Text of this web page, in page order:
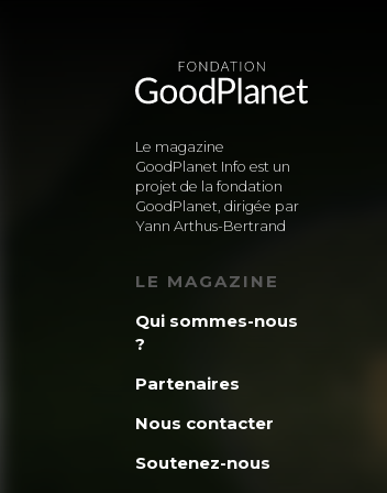
Le magazine
GoodPlanet Info est un
projet de la fondation
GoodPlanet, dirigée par
Yann Arthus-Bertrand
LE MAGAZINE
Qui sommes-nous
?
Partenaires
Nous contacter
Soutenez-nous